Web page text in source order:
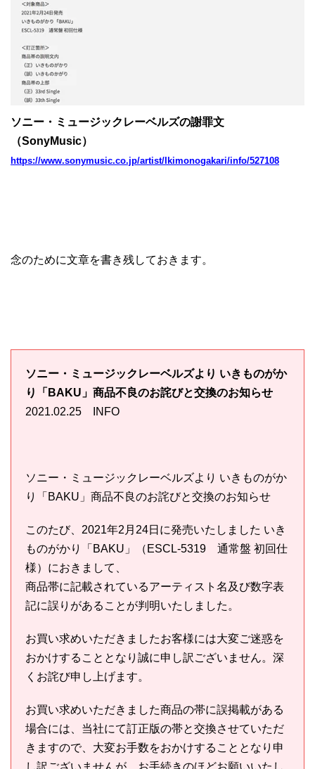
ソニー・ミュージックレーベルズの謝罪文
（SonyMusic）
https://www.sonymusic.co.jp/artist/Ikimonogakari/info/527108
念のために文章を書き残しておきます。
ソニー・ミュージックレーベルズより いきものがか
り「BAKU」商品不良のお詫びと交換のお知らせ
2021.02.25 INFO
ソニー・ミュージックレーベルズより いきものがか
り「BAKU」商品不良のお詫びと交換のお知らせ
このたび、2021年2月24日に発売いたしました いき
ものがかり「BAKU」（ESCL-5319 通常盤 初回仕
様）におきまして、
商品帯に記載されているアーティスト名及び数字表
記に誤りがあることが判明いたしました。
お買い求めいただきましたお客様には大変ご迷惑を
おかけすることとなり誠に申し訳ございません。深
くお詫び申し上げます。
お買い求めいただきました商品の帯に誤掲載がある
場合には、当社にて訂正版の帯と交換させていただ
きますので、大変お手数をおかけすることとなり申
し訳ございませんが、お手続きのほどお願いいたし